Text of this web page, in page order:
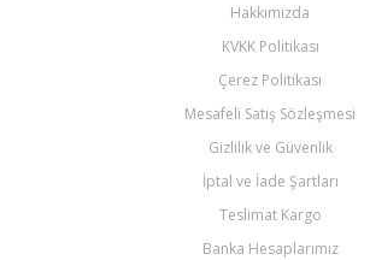
Hakkımızda
KVKK Politikası
Çerez Politikası
Mesafeli Satış Sözleşmesi
Gizlilik ve Güvenlik
İptal ve İade Şartları
Teslimat Kargo
Banka Hesaplarımız